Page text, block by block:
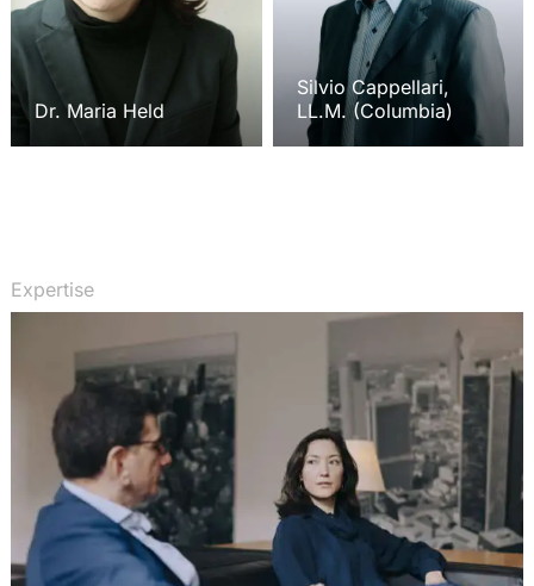
Dr. Maria Held
Silvio Cappellari,
LL.M. (Columbia)
Expertise